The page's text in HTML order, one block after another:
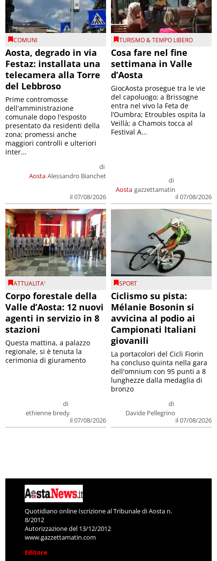
COMUNI
Aosta, degrado in via
Festaz: installata una
telecamera alla Torre
del Lebbroso
Aosta
di
Alessandro Bianchet
il 07/08/2026
Prime contromosse
dell'amministrazione
comunale dopo l'esposto
presentato da residenti della
zona; promessi anche
maggiori controlli e ulteriori
inter...
TURISMO & TEMPO LIBERO
Cosa fare nel fine
settimana in Valle
d’Aosta
Aosta
di
gazzettamatin
il 07/08/2026
GiocAosta prosegue tra le vie
del capoluogo; a Brissogne
entra nel vivo la Feta de
l’Oumbra; Etroubles ospita la
Veillà; a Chamois tocca al
Festival A...
ATTUALITA'
Corpo forestale della
Valle d’Aosta: 12 nuovi
agenti in servizio in 8
stazioni
di
ethienne bredy
il 07/08/2026
Questa mattina, a palazzo
regionale, si è tenuta la
cerimonia di giuramento
SPORT
Ciclismo su pista:
Mélanie Bosonin si
avvicina al podio ai
Campionati Italiani
giovanili
di
Davide Pellegrino
il 07/08/2026
La portacolori del Cicli Fiorin
ha concluso quinta nella gara
dell'omnium con 95 punti a 8
lunghezze dalla medaglia di
bronzo
Quotidiano online Iscrizione al Tribunale di Aosta n.
8/2012
Autorizzazione del 13/12/2012
www.gazzettamatin.com
Editore